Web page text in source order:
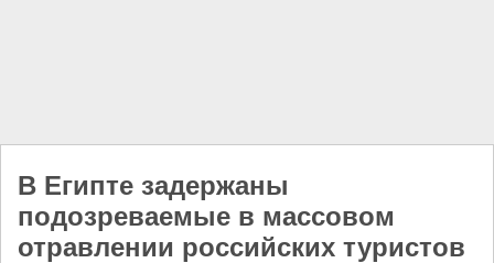
В Египте задержаны
подозреваемые в массовом
отравлении российских туристов